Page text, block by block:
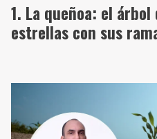
La queñoa: el
estrellas con sus